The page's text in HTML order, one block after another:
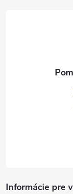
Informácie pre